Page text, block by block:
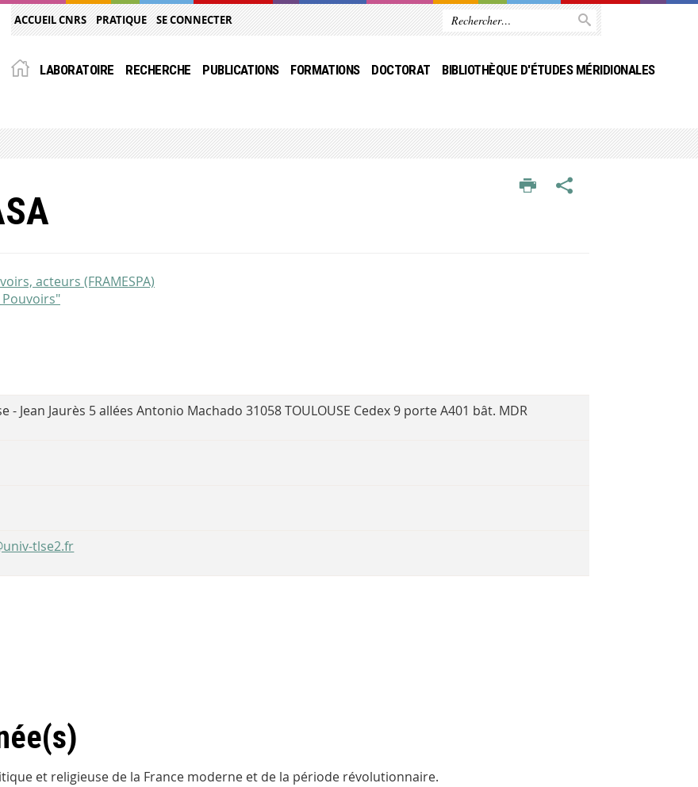
ACCUEIL CNRS PRATIQUE SE CONNECTER
LABORATOIRE RECHERCHE PUBLICATIONS FORMATIONS DOCTORAT BIBLIOTHÈQUE D'ÉTUDES MÉRIDIONALES
acteurs (FRAMESPA)
- Jean Jaurès 5 allées Antonio Machado 31058 TOULOUSE Cedex 9 porte A401 bât. MDR
tlse2.fr
et religieuse de la France moderne et de la période révolutionnaire.